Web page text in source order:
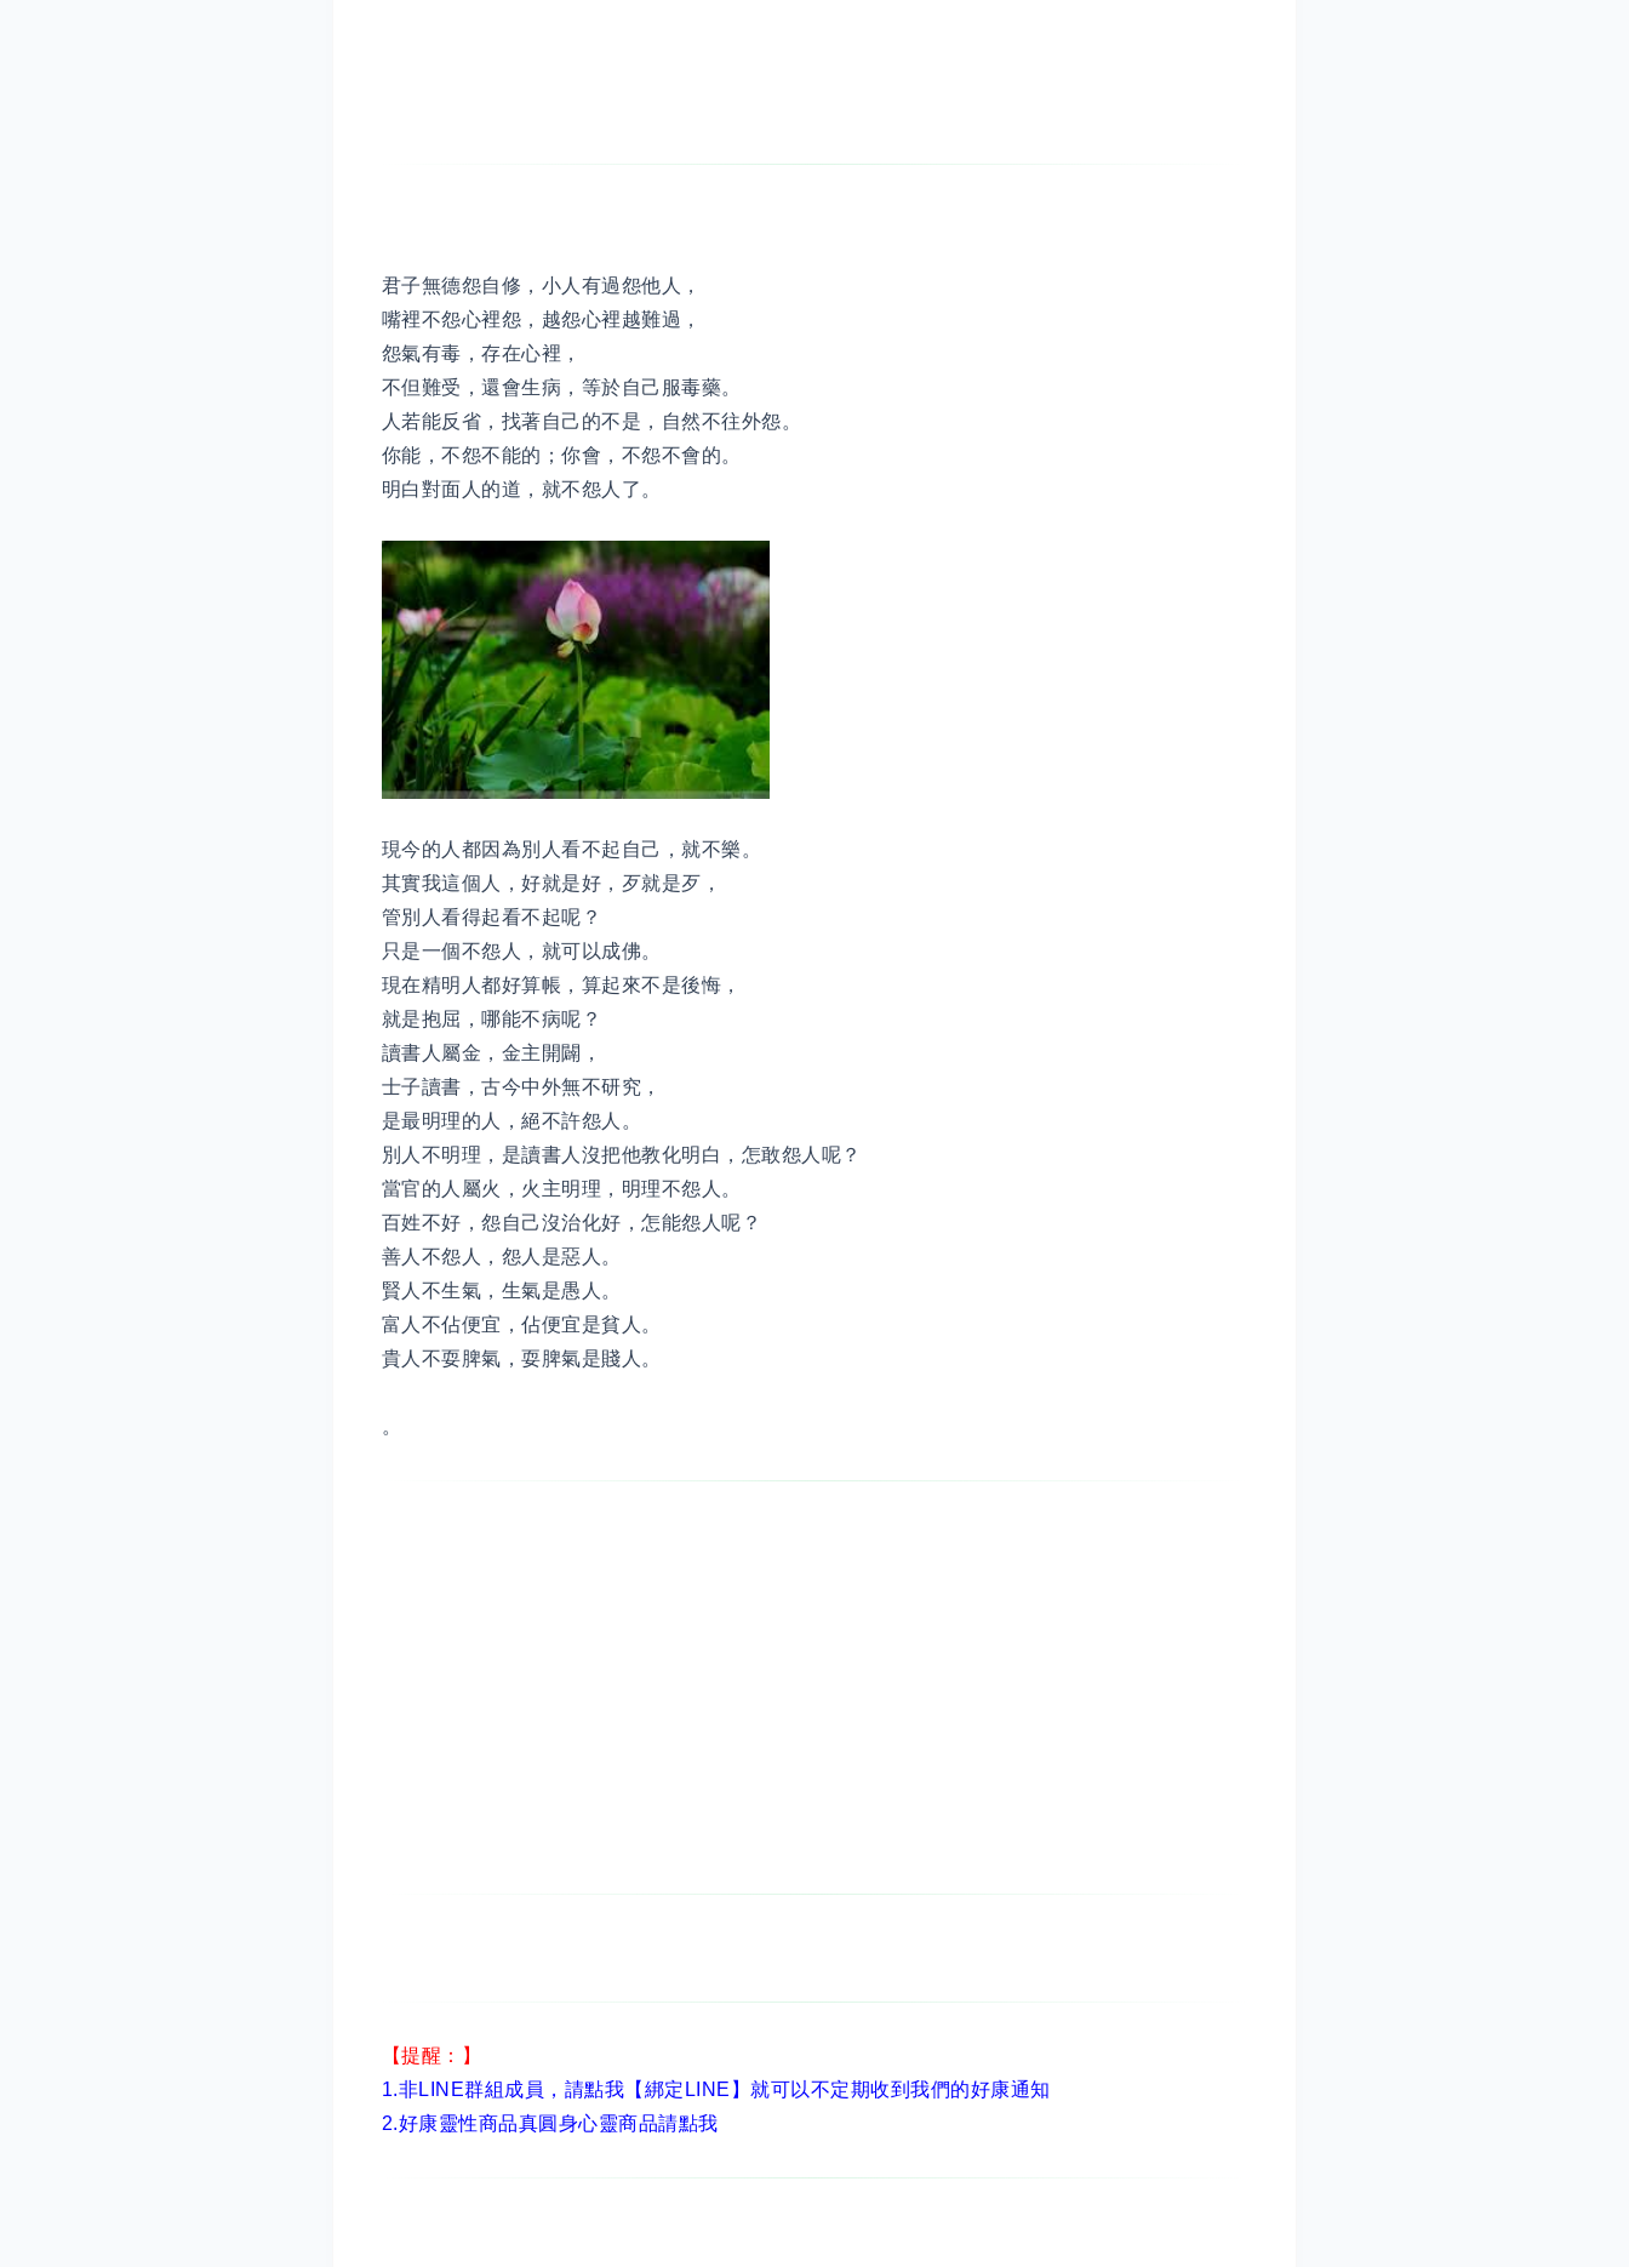
君子無德怨自修，小人有過怨他人，
嘴裡不怨心裡怨，越怨心裡越難過，
怨氣有毒，存在心裡，
不但難受，還會生病，等於自己服毒藥。
人若能反省，找著自己的不是，自然不往外怨。
你能，不怨不能的；你會，不怨不會的。
明白對面人的道，就不怨人了。
現今的人都因為別人看不起自己，就不樂。
其實我這個人，好就是好，歹就是歹，
管別人看得起看不起呢？
只是一個不怨人，就可以成佛。
現在精明人都好算帳，算起來不是後悔，
就是抱屈，哪能不病呢？
讀書人屬金，金主開闢，
士子讀書，古今中外無不研究，
是最明理的人，絕不許怨人。
別人不明理，是讀書人沒把他教化明白，怎敢怨人呢？
當官的人屬火，火主明理，明理不怨人。
百姓不好，怨自己沒治化好，怎能怨人呢？
善人不怨人，怨人是惡人。
賢人不生氣，生氣是愚人。
富人不佔便宜，佔便宜是貧人。
貴人不耍脾氣，耍脾氣是賤人。
。
【提醒：】
1.非LINE群組成員， 請點我【綁定LINE】 就可以不定期收到我們的好康通知
2.好康靈性商品真圓身心靈商品請點我